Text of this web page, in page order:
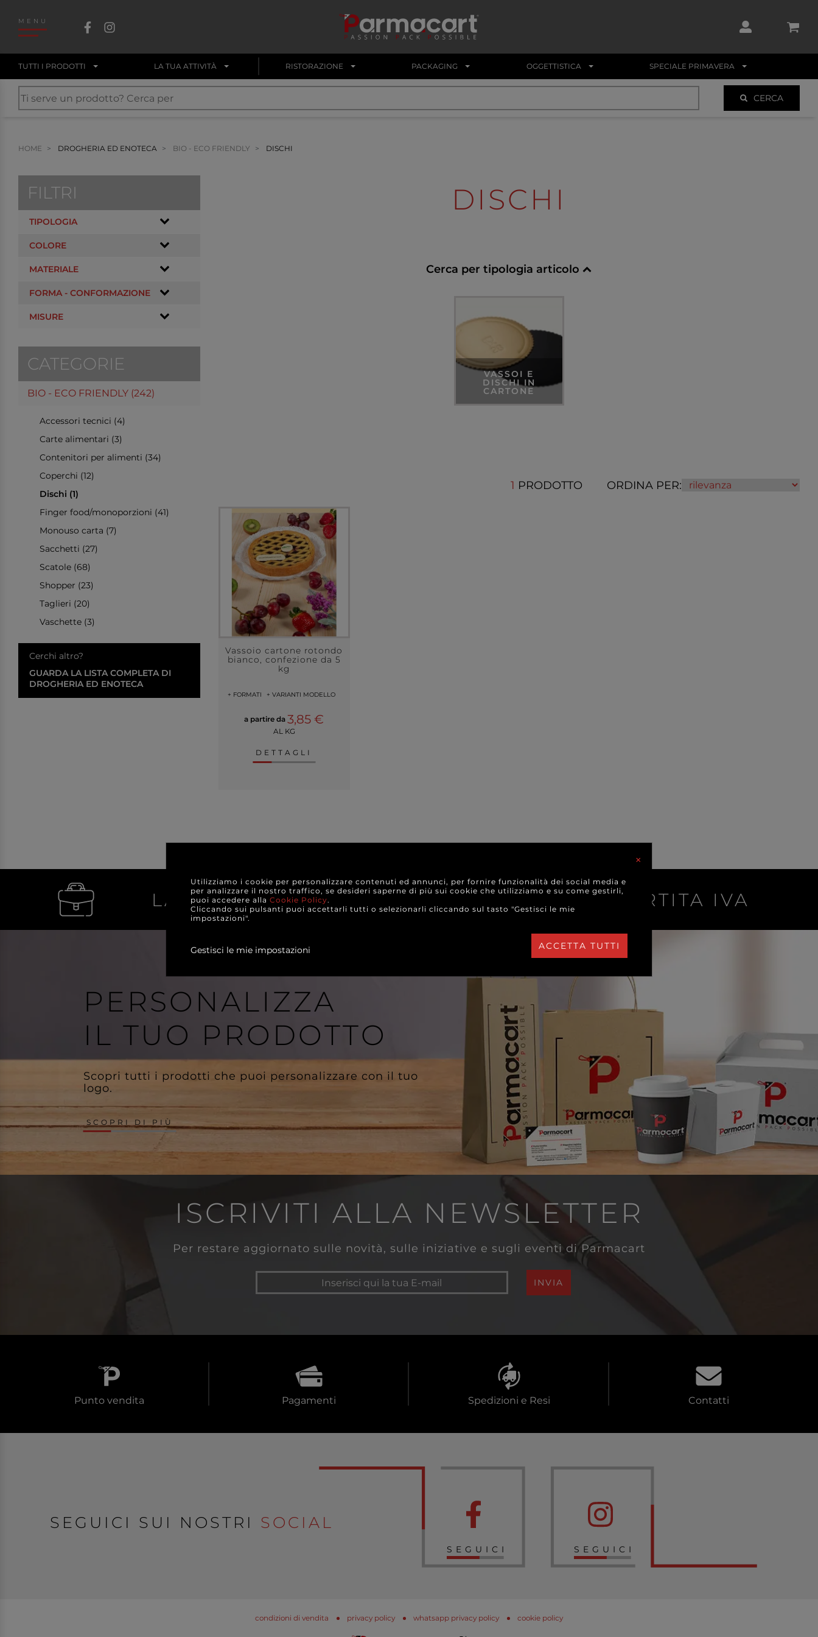
MENU
TUTTI I PRODOTTI LA TUA ATTIVITÀ RISTORAZIONE PACKAGING OGGETTISTICA SPECIALE PRIMAVERA
CERCA
HOME DROGHERIA ED ENOTECA BIO - ECO FRIENDLY DISCHI
FILTRI
TIPOLOGIA
COLORE
MATERIALE
FORMA - CONFORMAZIONE
MISURE
CATEGORIE
BIO - ECO FRIENDLY (242)
Accessori tecnici (4)
Carte alimentari (3)
Contenitori per alimenti (34)
Coperchi (12)
Dischi (1)
Finger food/monoporzioni (41)
Monouso carta (7)
Sacchetti (27)
Scatole (68)
Shopper (23)
Taglieri (20)
Vaschette (3)
Cerchi altro?
GUARDA LA LISTA COMPLETA DI
DROGHERIA ED ENOTECA
DISCHI
Cerca per tipologia articolo
VASSOI E
DISCHI IN
CARTONE
1 PRODOTTO ORDINA PER:
Vassoio cartone rotondo
bianco, confezione da 5
kg
+ FORMATI + VARIANTI MODELLO
a partire da 3,85 €
AL KG
DETTAGLI
LA VENDITA È RISERVATA AI TITOLARI DI PARTITA IVA
PERSONALIZZA
IL TUO PRODOTTO
Scopri tutti i prodotti che puoi personalizzare con il tuo
logo.
SCOPRI DI PIÙ
ISCRIVITI ALLA NEWSLETTER
Per restare aggiornato sulle novità, sulle iniziative e sugli eventi di Parmacart
INVIA
Punto vendita Pagamenti Spedizioni e Resi Contatti
SEGUICI SUI NOSTRI SOCIAL
SEGUICI SEGUICI
condizioni di vendita privacy policy whatsapp privacy policy cookie policy
×
Utilizziamo i cookie per personalizzare contenuti ed annunci, per fornire funzionalità dei social media e
per analizzare il nostro traffico, se desideri saperne di più sui cookie che utilizziamo e su come gestirli,
puoi accedere alla Cookie Policy.
Cliccando sui pulsanti puoi accettarli tutti o selezionarli cliccando sul tasto "Gestisci le mie
impostazioni".
Gestisci le mie impostazioni ACCETTA TUTTI